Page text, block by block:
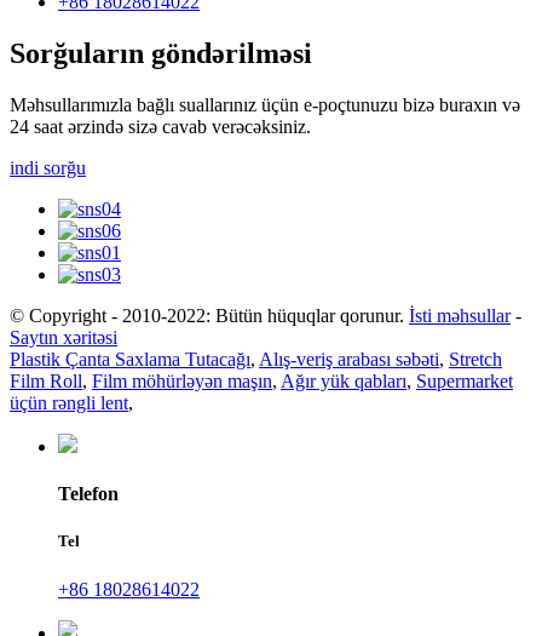
Sorğuların göndərilməsi
Məhsullarımızla bağlı suallarınız üçün e-poçtunuzu bizə buraxın və
24 saat ərzində sizə cavab verəcəksiniz.
indi sorğu
© Copyright - 2010-2022: Bütün hüquqlar qorunur. İsti məhsullar-
Saytın xəritəsi
Plastik Çanta Saxlama Tutacağı, Alış-veriş arabası səbəti, Stretch
Film Roll, Film möhürləyən maşın, Ağır yük qabları, Supermarket
üçün rəngli lent,
Telefon
Tel
+86 18028614022